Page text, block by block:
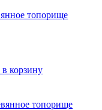
топорище
корзину
топорище